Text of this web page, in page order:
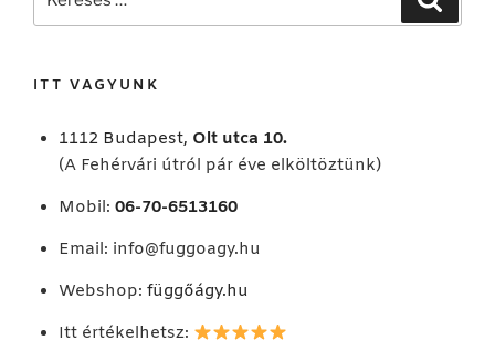
ITT VAGYUNK
1112 Budapest, Olt utca 10.
(A Fehérvári útról pár éve elköltöztünk)
Mobil: 06-70-6513160
Email: info@fuggoagy.hu
Webshop: függőágy.hu
Itt értékelhetsz: